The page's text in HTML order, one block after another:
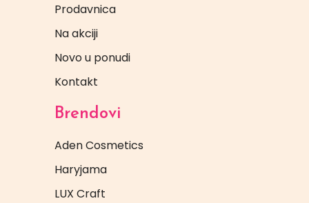
Prodavnica
Na akciji
Novo u ponudi
Kontakt
Brendovi
Aden Cosmetics
Haryjama
LUX Craft